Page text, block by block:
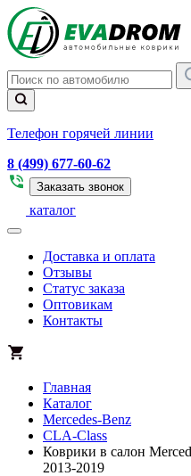
Телефон горячей линии
8 (499) 677-60-62
Заказать звонок
каталог
Доставка и оплата
Отзывы
Статус заказа
Оптовикам
Контакты
Главная
Каталог
Mercedes-Benz
CLA-Class
Коврики в салон
2013-2019